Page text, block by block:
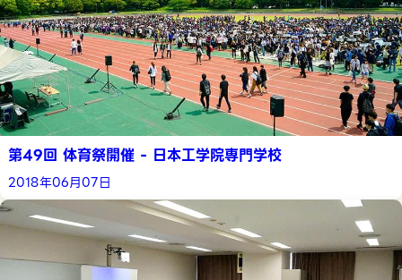
第49回 体育祭開催 - 日本工学院専門学校
2018年06月07日